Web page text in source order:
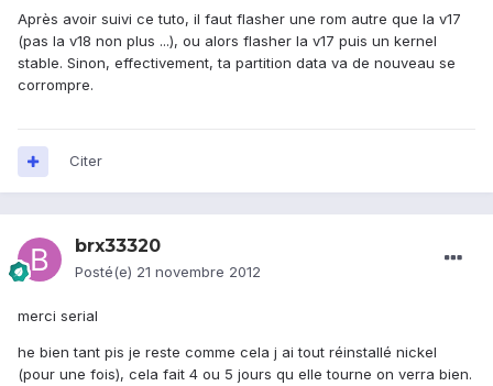
Après avoir suivi ce tuto, il faut flasher une rom autre que la v17
(pas la v18 non plus ...), ou alors flasher la v17 puis un kernel
stable. Sinon, effectivement, ta partition data va de nouveau se
corrompre.
Citer
brx33320
Posté(e) 21 novembre 2012
merci serial
he bien tant pis je reste comme cela j ai tout réinstallé nickel
(pour une fois), cela fait 4 ou 5 jours qu elle tourne on verra bien.